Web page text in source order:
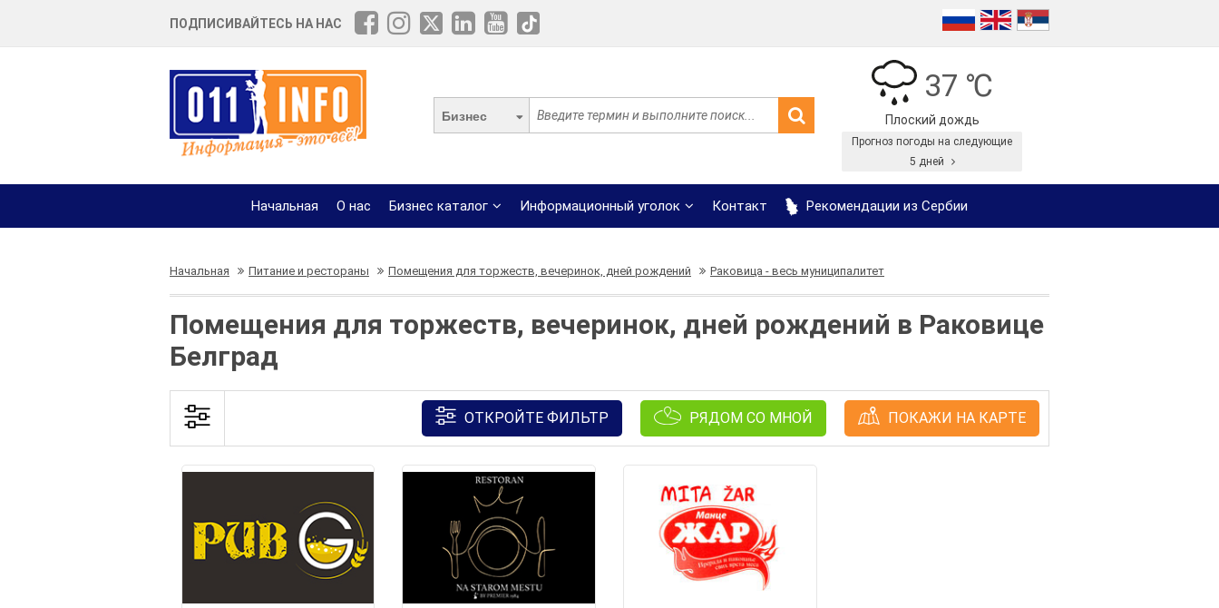
ПОДПИСИВАЙТЕСЬ НА НАС
Бизнес
37 ℃
Плоский дождь
Прогноз погоды на следующие
5 дней
Начальная О нас Бизнес каталог Информационный уголок Контакт Рекомендации из Сербии
Начальная Питание и рестораны Помещения для торжеств, вечеринок, дней рождений Раковица - весь муниципалитет
Помещения для торжеств, вечеринок, дней рождений в Раковице
Белград
ОТКРОЙТЕ ФИЛЬТР РЯДОМ СО МНОЙ ПОКАЖИ НА КАРТЕ